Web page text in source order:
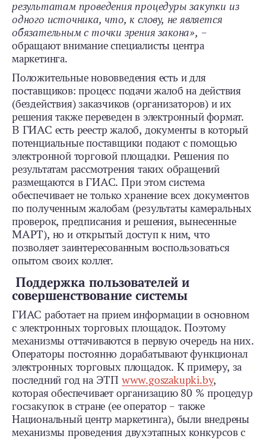
результатам проведения процедуры закупки из
одного источника, что, к слову, не является
обязательным с точки зрения закона», –
обращают внимание специалисты центра
маркетинга.
Положительные нововведения есть и для
поставщиков: процесс подачи жалоб на действия
(бездействия) заказчиков (организаторов) и их
решения также переведен в электронный формат.
В ГИАС есть реестр жалоб, документы в который
потенциальные поставщики подают с помощью
электронной торговой площадки. Решения по
результатам рассмотрения таких обращений
размещаются в ГИАС. При этом система
обеспечивает не только хранение всех документов
по полученным жалобам (результаты камеральных
проверок, предписания и решения, вынесенные
МАРТ), но и открытый доступ к ним, что
позволяет заинтересованным воспользоваться
опытом своих коллег.
Поддержка пользователей и
совершенствование системы
ГИАС работает на прием информации в основном
с электронных торговых площадок. Поэтому
механизмы оттачиваются в первую очередь на них.
Операторы постоянно дорабатывают функционал
электронных торговых площадок. К примеру, за
последний год на ЭТП www.goszakupki.by,
которая обеспечивает организацию 80 % процедур
госзакупок в стране (ее оператор – также
Национальный центр маркетинга), были внедрены
механизмы проведения двухэтапных конкурсов с